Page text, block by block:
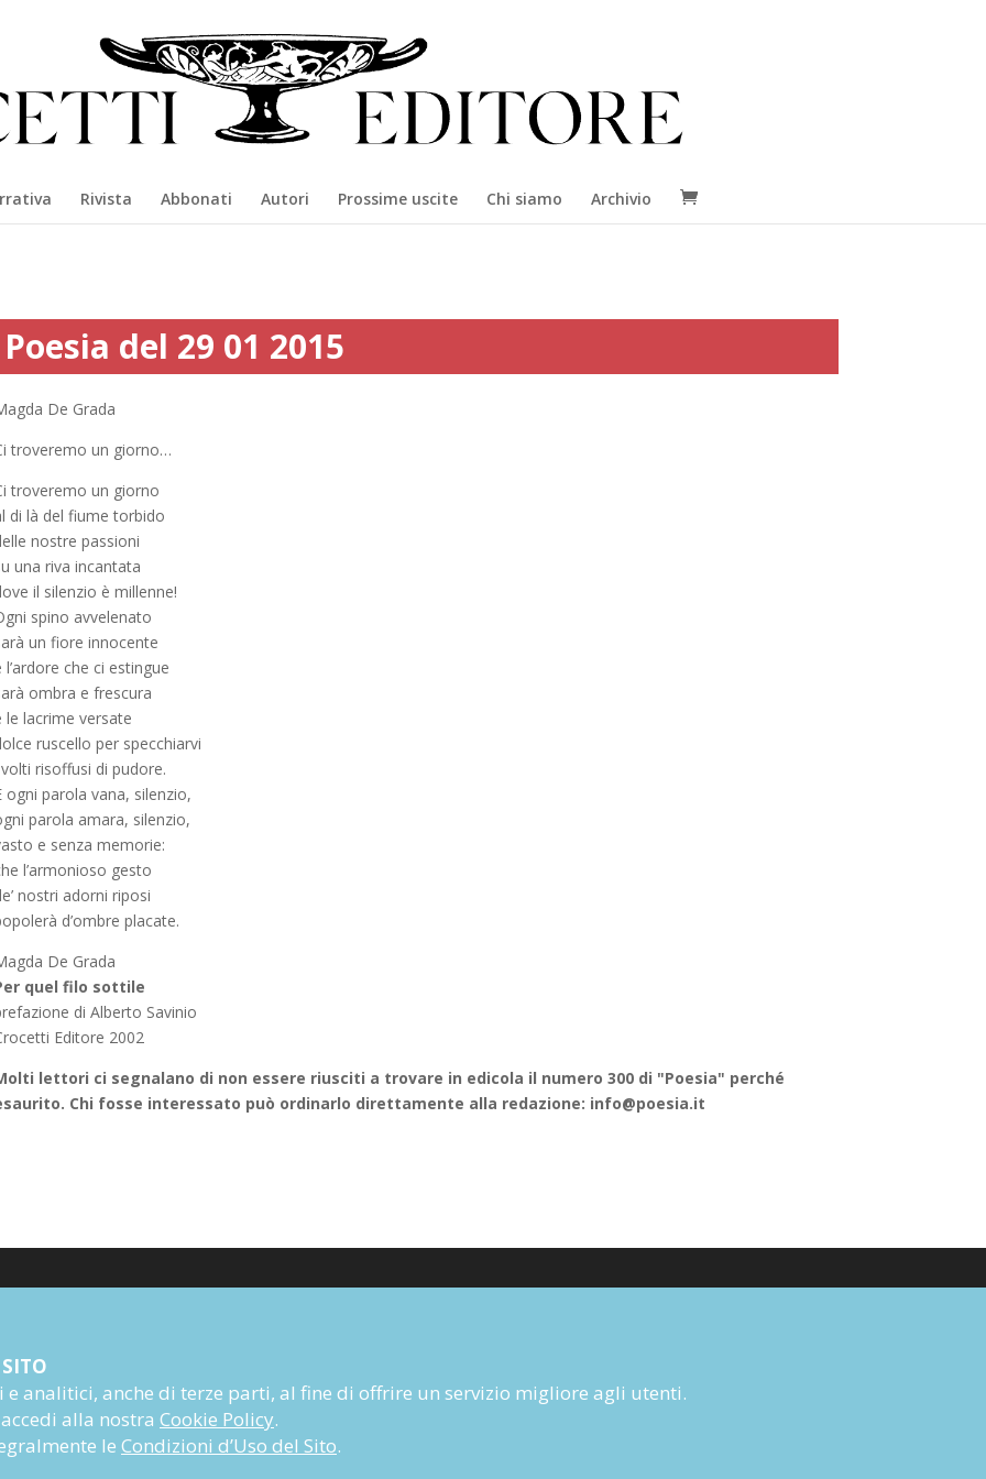
Rivista Abbonati Autori Prossime uscite Chi siamo Archivio
Poesia del 29 01 2015
De Grada
troveremo un giorno…
troveremo un giorno
di là del fiume torbido
nostre passioni
una riva incantata
il silenzio è millenne!
spino avvelenato
un fiore innocente
l’ardore che ci estingue
ombra e frescura
le lacrime versate
ruscello per specchiarvi
risoffusi di pudore.
ogni parola vana, silenzio,
parola amara, silenzio,
e senza memorie:
l’armonioso gesto
nostri adorni riposi
d’ombre placate.
De Grada
quel filo sottile
di Alberto Savinio
Editore 2002
lettori ci segnalano di non essere riusciti a trovare in edicola il numero 300 di "Poesia" perché
Chi fosse interessato può ordinarlo direttamente alla redazione: info@poesia.it
Autori
Rivista
Condizioni d’utilizzo del sito
e analitici, anche di terze parti, al fine di offrire un servizio migliore agli utenti.
alla nostra Cookie Policy.
le Condizioni d’Uso del Sito.